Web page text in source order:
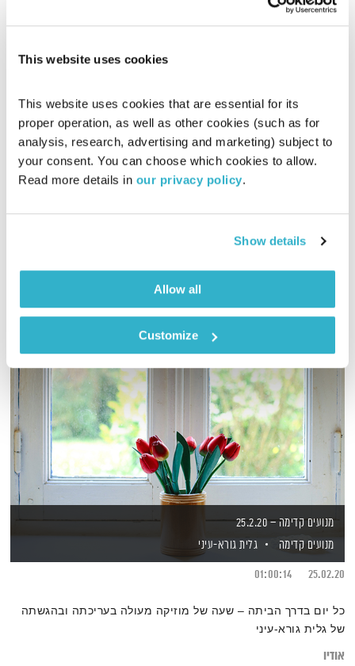
This website uses cookies
This website uses cookies that are essential for its
proper operation, as well as other cookies (such as for
analysis, research, advertising and marketing) subject to
your consent. You can choose which cookies to allow.
Read more details in our privacy policy.
Show details
Allow all
Customize
המחסן של יוסי בבליקי – 25.3.21
המחסן של יוסי בבליקי
רובן להבויוסי בבליקי
יוסי בבליקי מזמין אתכם למסע אינטימי בתקליטיה הפרטית שלו
אודיו
מנועים קדימה – 25.2.20
מנועים קדימה
גלית גורא-עיני
25.02.20
01:00:14
כל יום בדרך הביתה – שעה של מוזיקה מעולה בעריכתה ובהגשתה
של גלית גורא-עיני
אודיו